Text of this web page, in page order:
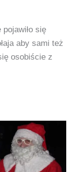
się
aby sami też
osobiście z